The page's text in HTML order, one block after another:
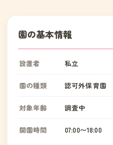
園の基本情報
設置者 私立
園の種類 認可外保育園
対象年齢 調査中
開園時間 07:00〜18:00